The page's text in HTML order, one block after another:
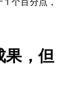
果，但